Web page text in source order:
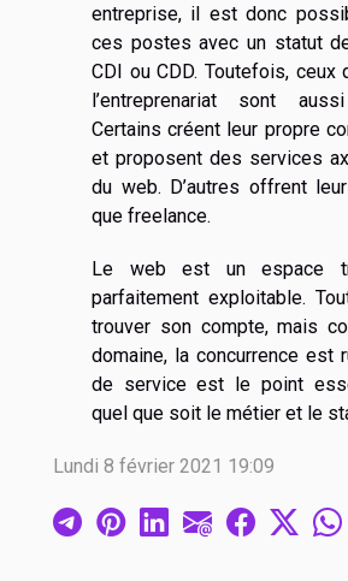
entreprise, il est donc
ces postes avec un statut
CDI ou CDD. Toutefois, ceux
l’entreprenariat sont
Certains créent leur propre
et proposent des services
du web. D’autres offrent
que freelance.
Le web est un espace
parfaitement exploitable.
trouver son compte, mais
domaine, la concurrence est
de service est le point
quel que soit le métier et le
Lundi 8 février 2021 19:09